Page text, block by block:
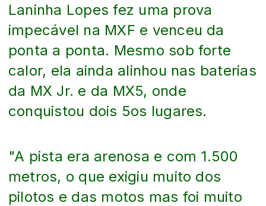
Laninha Lopes fez uma prova
impecável na MXF e venceu da
ponta a ponta. Mesmo sob forte
calor, ela ainda alinhou nas baterias
da MX Jr. e da MX5, onde
conquistou dois 5os lugares.
"A pista era arenosa e com 1.500
metros, o que exigiu muito dos
pilotos e das motos mas foi muito